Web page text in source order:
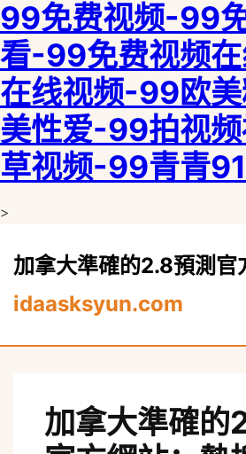
99免费视频-99
看-99免费视频
在线视频-99欧
美性爱-99拍视
草视频-99青青
>
加拿大準確的2.8預測官
idaasksyun.com
加拿大準確的